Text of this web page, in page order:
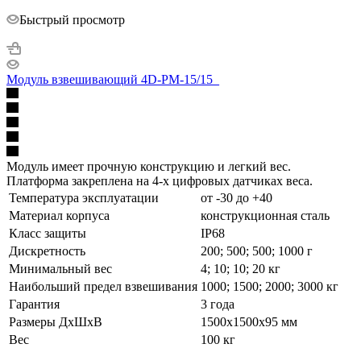
Быстрый просмотр
Модуль взвешивающий 4D-PM-15/15_
Модуль имеет прочную конструкцию и легкий вес.
Платформа закреплена на 4-х цифровых датчиках веса.
Температура эксплуатации
от -30 до +40
Материал корпуса
конструкционная сталь
Класс защиты
IP68
Дискретность
200; 500; 500; 1000 г
Минимальный вес
4; 10; 10; 20 кг
Наибольший предел взвешивания 1000; 1500; 2000; 3000 кг
Гарантия
3 года
Размеры ДхШхВ
1500х1500x95 мм
Вес
100 кг